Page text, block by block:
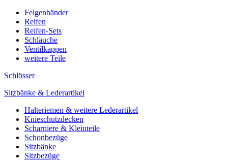
Felgenbänder
Reifen
Reifen-Sets
Schläuche
Ventilkappen
weitere Teile
Schlösser
Sitzbänke & Lederartikel
Halteriemen & weitere Lederartikel
Knieschutzdecken
Scharniere & Kleinteile
Schonbezüge
Sitzbänke
Sitzbezüge